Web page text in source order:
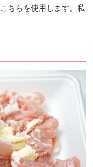
ちらを使用します。私